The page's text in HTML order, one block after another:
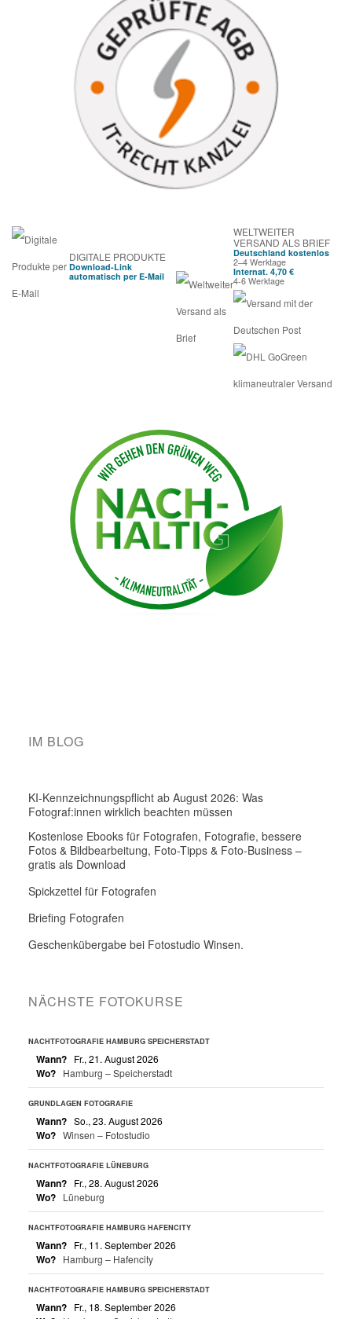
DIGITALE PRODUKTE
Download-Link
automatisch per E-Mail
WELTWEITER
VERSAND ALS BRIEF
Deutschland kostenlos
2–4 Werktage
Internat. 4,70 €
4-6 Werktage
IM BLOG
KI-Kennzeichnungspflicht ab August 2026: Was
Fotograf:innen wirklich beachten müssen
Kostenlose Ebooks für Fotografen, Fotografie, bessere
Fotos & Bildbearbeitung, Foto-Tipps & Foto-Business –
gratis als Download
Spickzettel für Fotografen
Briefing Fotografen
Geschenkübergabe bei Fotostudio Winsen.
NÄCHSTE FOTOKURSE
NACHTFOTOGRAFIE HAMBURG SPEICHERSTADT
Wann? Fr., 21. August 2026
Wo? Hamburg – Speicherstadt
GRUNDLAGEN FOTOGRAFIE
Wann? So., 23. August 2026
Wo? Winsen – Fotostudio
NACHTFOTOGRAFIE LÜNEBURG
Wann? Fr., 28. August 2026
Wo? Lüneburg
NACHTFOTOGRAFIE HAMBURG HAFENCITY
Wann? Fr., 11. September 2026
Wo? Hamburg – Hafencity
NACHTFOTOGRAFIE HAMBURG SPEICHERSTADT
Wann? Fr., 18. September 2026